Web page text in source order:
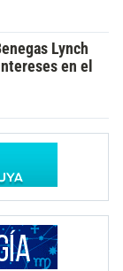
Lynch
en el